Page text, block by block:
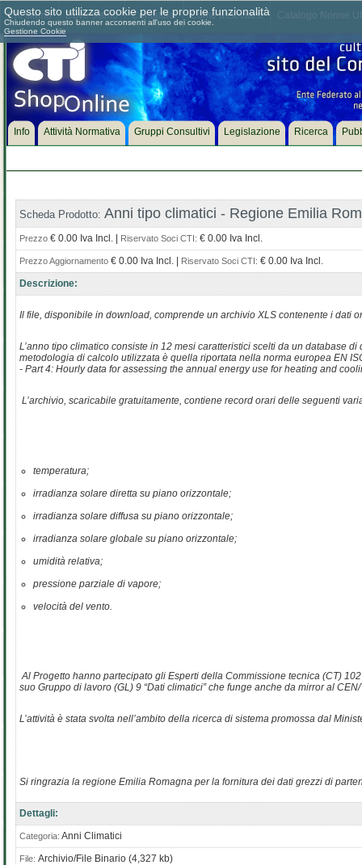
Chi siamo Dove siamo Contattaci Come associarsi
Info Attività Normativa Gruppi Consultivi Legislazione Ricerca
Scheda Prodotto: Anni tipo climatici - Regione Emilia
Prezzo € 0.00 Iva Incl. | Riservato Soci CTI: € 0.00 Iva Incl.
Prezzo Aggiornamento € 0.00 Iva Incl. | Riservato Soci CTI: € 0.00 Iva Incl.
Descrizione:
Il file, disponibile in download, comprende un archivio XLS contenente i dati
L’anno tipo climatico consiste in 12 mesi caratteristici scelti da un database
metodologia di calcolo utilizzata è quella riportata nella norma europea EN
- Part 4: Hourly data for assessing the annual energy use for heating and
L’archivio, scaricabile gratuitamente, contiene record orari delle seguenti
temperatura;
irradianza solare diretta su piano orizzontale;
irradianza solare diffusa su piano orizzontale;
irradianza solare globale su piano orizzontale;
umidità relativa;
pressione parziale di vapore;
velocità del vento.
Al Progetto hanno partecipato gli Esperti della Commissione tecnica (CT)
suo Gruppo di lavoro (GL) 9 “Dati climatici” che funge anche da mirror al
L’attività è stata svolta nell’ambito della ricerca di sistema promossa dal
Si ringrazia la regione Emilia Romagna per la fornitura dei dati grezzi di
Dettagli:
Categoria: Anni Climatici
File: Archivio/File Binario (4,327 kb)
Questo sito utilizza cookie per le proprie funzionalità
Chiudendo questo banner acconsenti all'uso dei cookie.
Gestione Cookie